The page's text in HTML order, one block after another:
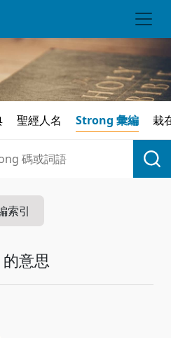
聖經人名 Strong 彙編 栽
索引
意思